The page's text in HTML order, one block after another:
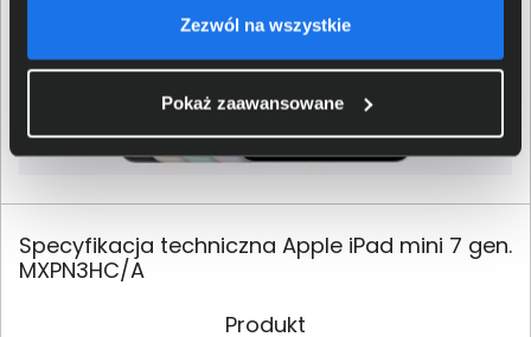
Zezwól na wszystkie
Pokaż zaawansowane
Specyfikacja techniczna Apple iPad mini 7 gen.
MXPN3HC/A
Produkt